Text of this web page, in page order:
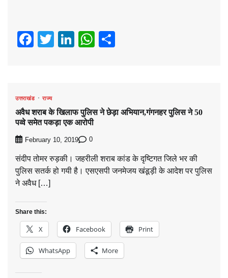
Facebook
TwitterLinkedIn
WhatsApp
उत्तराखंड राज्य
अवैध शराब के खिलाफ पुलिस ने छेड़ा अभियान,गंगनहर पुलिस ने 50
पव्वे समेत पकड़ा एक आरोपी
February 10, 2019 0
संदीप तोमर रुड़की। जहरीली शराब कांड के दृष्टिगत जिले भर की
पुलिस सतर्क हो गयी है। एसएसपी जनमेजय खंडूड़ी के आदेश पर पुलिस
ने अवैध […]
Share this:
X Facebook Print
WhatsApp More